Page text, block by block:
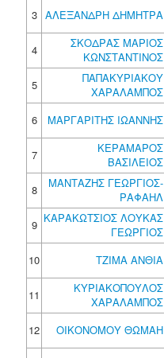
3 ΑΛΕΞΑΝΔΡΗ ΔΗΜΗΤΡΑ
4
ΣΚΟΔΡΑΣ ΜΑΡΙΟΣ
ΚΩΝΣΤΑΝΤΙΝΟΣ
5
ΠΑΠΑΚΥΡΙΑΚΟΥ
ΧΑΡΑΛΑΜΠΟΣ
6 ΜΑΡΓΑΡΙΤΗΣ ΙΩΑΝΝΗΣ
7
ΚΕΡΑΜΑΡΟΣ
ΒΑΣΙΛΕΙΟΣ
8
ΜΑΝΤΑΖΗΣ ΓΕΩΡΓΙΟΣ-
ΡΑΦΑΗΛ
9 ΚΑΡΑΚΩΤΣΙΟΣ ΛΟΥΚΑΣ
ΓΕΩΡΓΙΟΣ
10
ΤΖΙΜΑ ΑΝΘΙΑ
11
ΚΥΡΙΑΚΟΠΟΥΛΟΣ
ΧΑΡΑΛΑΜΠΟΣ
12 ΟΙΚΟΝΟΜΟΥ ΘΩΜΑΗ